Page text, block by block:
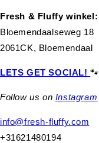
Fresh & Fluffy winkel:
Bloemendaalseweg 18
2061CK, Bloemendaal
LETS GET SOCIAL!🐾
Follow us on Instagram
info@fresh-fluffy.com
+31621480194